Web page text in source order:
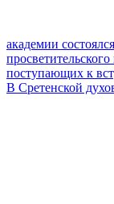
академии
поступающих к
В Сретенской